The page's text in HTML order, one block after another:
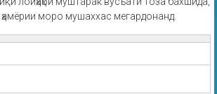
моро мушаххас мегардонанд.